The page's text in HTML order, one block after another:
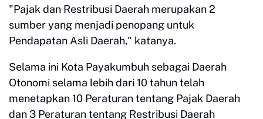
"Pajak dan Restribusi Daerah merupakan 2
sumber yang menjadi penopang untuk
Pendapatan Asli Daerah," katanya.
Selama ini Kota Payakumbuh sebagai Daerah
Otonomi selama lebih dari 10 tahun telah
menetapkan 10 Peraturan tentang Pajak Daerah
dan 3 Peraturan tentang Restribusi Daerah